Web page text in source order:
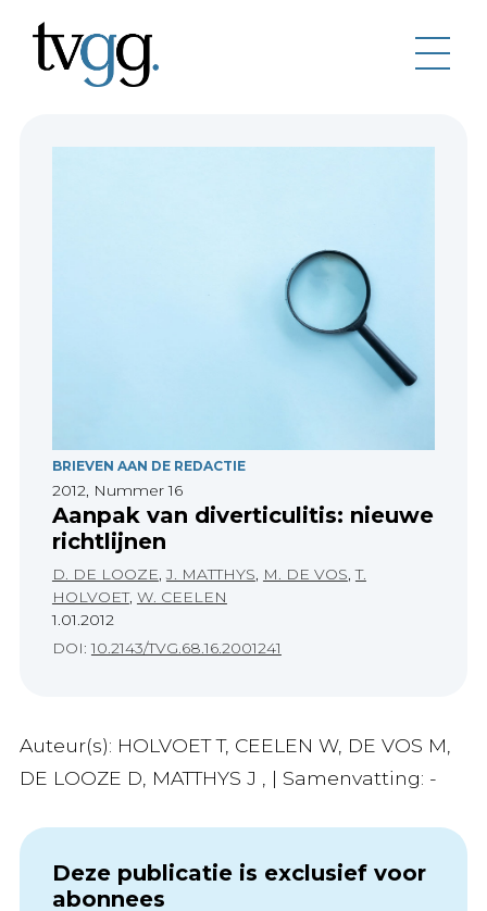
BRIEVEN AAN DE REDACTIE
2012, Nummer 16
Aanpak van diverticulitis: nieuwe
richtlijnen
D. DE LOOZE,J. MATTHYS, M. DE VOS,T.
HOLVOET, W. CEELEN
1.01.2012
DOI:10.2143/TVG.68.16.2001241
Auteur(s): HOLVOET T, CEELEN W, DE VOS M,
DE LOOZE D, MATTHYS J , | Samenvatting: -
Deze publicatie is exclusief voor
abonnees